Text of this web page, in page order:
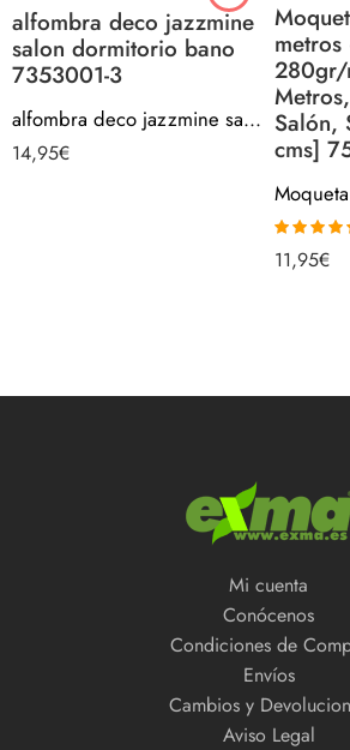
alfombra deco jazzmine
salon dormitorio bano
7353001-3
alfombra deco jazzmine salon dormitorio bano 7353001-3
14,95€
280gr/
Salón,
cms]
Valorado
con4.67
11,95€
Mi cuenta
Conócenos
Condiciones de
Envíos
Cambios y
Aviso Legal